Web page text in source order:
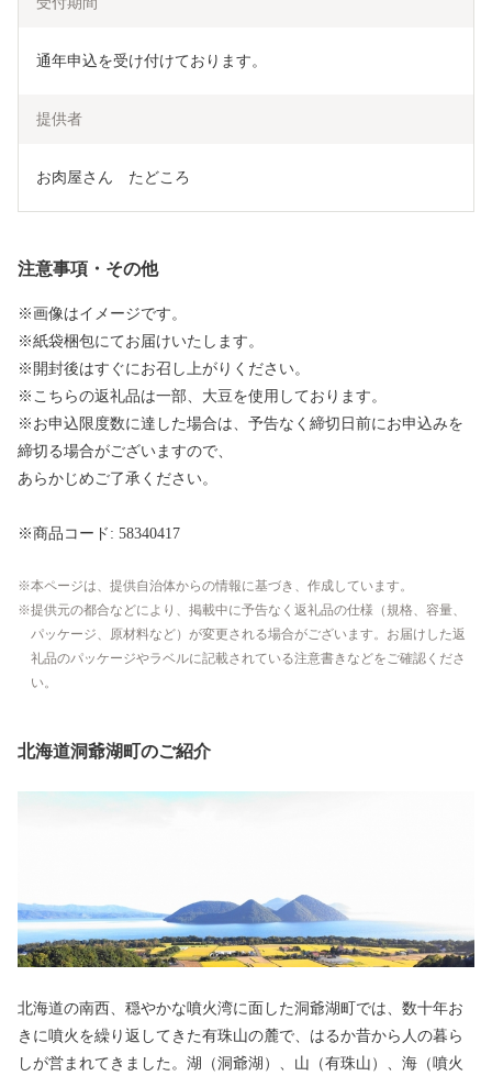
通年申込を受け付けております。
提供者
お肉屋さん　たどころ
注意事項・その他
※画像はイメージです。
※紙袋梱包にてお届けいたします。
※開封後はすぐにお召し上がりください。
※こちらの返礼品は一部、大豆を使用しております。
※お申込限度数に達した場合は、予告なく締切日前にお申込みを
締切る場合がございますので、
あらかじめご了承ください。
※商品コード: 58340417
本ページは、提供自治体からの情報に基づき、作成しています。
提供元の都合などにより、掲載中に予告なく返礼品の仕様（規格、容量、
パッケージ、原材料など）が変更される場合がございます。お届けした返
礼品のパッケージやラベルに記載されている注意書きなどをご確認くださ
い。
北海道洞爺湖町のご紹介
北海道の南西、穏やかな噴火湾に面した洞爺湖町では、数十年お
きに噴火を繰り返してきた有珠山の麓で、はるか昔から人の暮ら
しが営まれてきました。湖（洞爺湖）、山（有珠山）、海（噴火